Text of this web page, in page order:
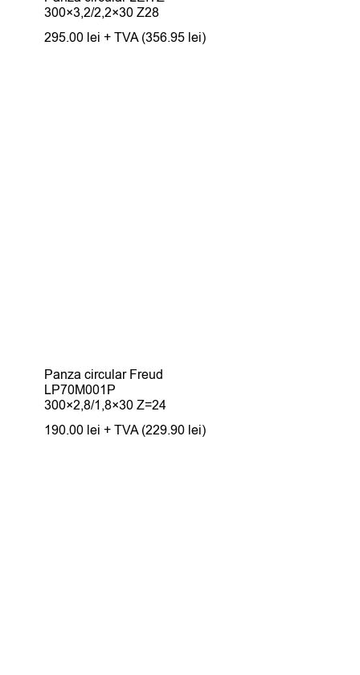
300×3,2/2,2×30 Z28
295.00 lei + TVA (356.95 lei)
Panza circular Freud
LP70M001P
300×2,8/1,8×30 Z=24
190.00 lei + TVA (229.90 lei)